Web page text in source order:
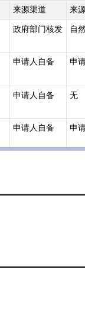
来源渠道 来
政府部门核发 自
申请人自备 申
申请人自备 无
申请人自备 申